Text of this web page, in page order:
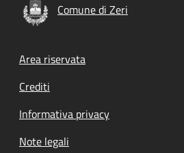
Comune di Zeri
Footer menu
Area riservata
Crediti
Informativa privacy
Note legali